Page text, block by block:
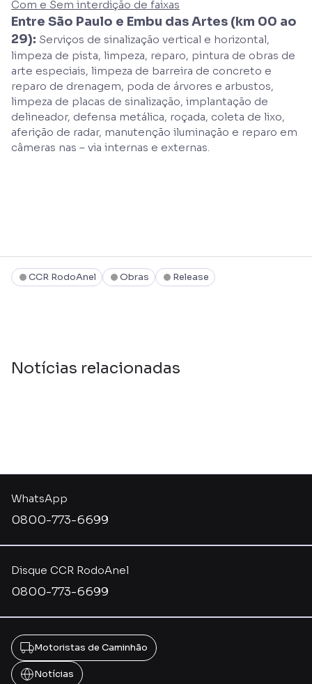
Com e Sem interdição de faixas
Entre São Paulo e Embu das Artes (km 00 ao
29): Serviços de sinalização vertical e horizontal,
limpeza de pista, limpeza, reparo, pintura de obras de
arte especiais, limpeza de barreira de concreto e
reparo de drenagem, poda de árvores e arbustos,
limpeza de placas de sinalização, implantação de
delineador, defensa metálica, roçada, coleta de lixo,
aferição de radar, manutenção iluminação e reparo em
câmeras nas – via internas e externas.
CCR RodoAnel Obras Release
Notícias relacionadas
Disque CCR RodoAnel
0800-773-6699
WhatsApp
0800-773-6699
Motoristas de Caminhão
Notícias